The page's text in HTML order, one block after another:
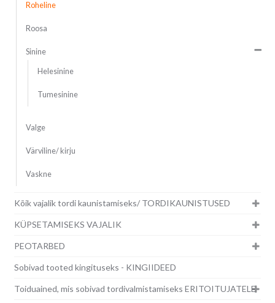
Roheline
Roosa
Sinine
Helesinine
Tumesinine
Valge
Värviline/ kirju
Vaskne
Kõik vajalik tordi kaunistamiseks/ TORDIKAUNISTUSED
KÜPSETAMISEKS VAJALIK
PEOTARBED
Sobivad tooted kingituseks - KINGIIDEED
Toiduained, mis sobivad tordivalmistamiseks ERITOITUJATELE